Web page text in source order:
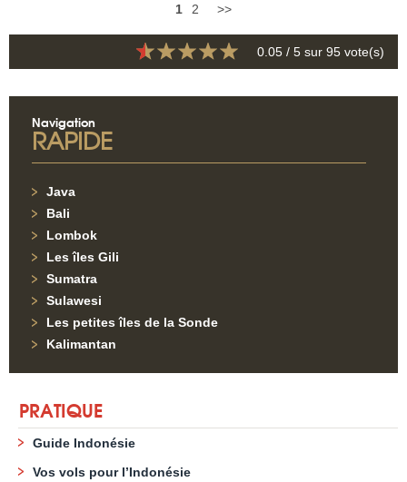
1 2 >>
0.05 / 5 sur 95 vote(s)
Navigation
RAPIDE
Java
Bali
Lombok
Les îles Gili
Sumatra
Sulawesi
Les petites îles de la Sonde
Kalimantan
PRATIQUE
Guide Indonésie
Vos vols pour l’Indonésie